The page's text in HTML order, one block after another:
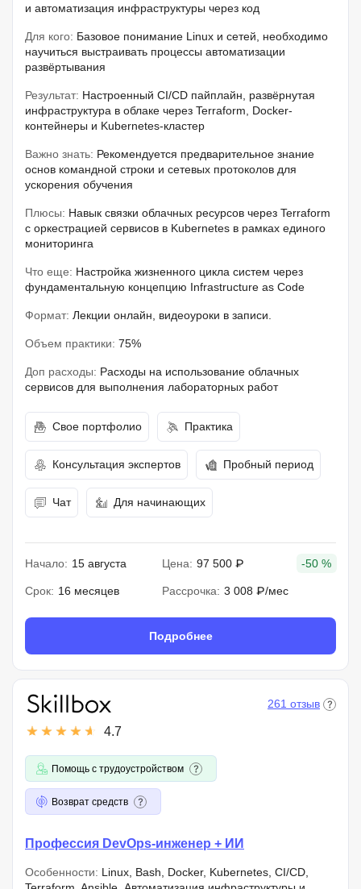
и автоматизация инфраструктуры через код
Для кого: Базовое понимание Linux и сетей, необходимо
научиться выстраивать процессы автоматизации
развёртывания
Результат: Настроенный CI/CD пайплайн, развёрнутая
инфраструктура в облаке через Terraform, Docker-
контейнеры и Kubernetes-кластер
Важно знать: Рекомендуется предварительное знание
основ командной строки и сетевых протоколов для
ускорения обучения
Плюсы: Навык связки облачных ресурсов через Terraform
с оркестрацией сервисов в Kubernetes в рамках единого
мониторинга
Что еще: Настройка жизненного цикла систем через
фундаментальную концепцию Infrastructure as Code
Формат: Лекции онлайн, видеоуроки в записи.
Объем практики: 75%
Доп расходы: Расходы на использование облачных
сервисов для выполнения лабораторных работ
Свое портфолио Практика
Консультация экспертов Пробный период
Чат Для начинающих
Начало: 15 августа Цена: 97 500 ₽ -50 %
Срок: 16 месяцев Рассрочка: 3 008 ₽/мес
Подробнее
4.7
261 отзыв
Помощь с трудоустройством
Возврат средств
Профессия DevOps-инженер + ИИ
Особенности: Linux, Bash, Docker, Kubernetes, CI/CD,